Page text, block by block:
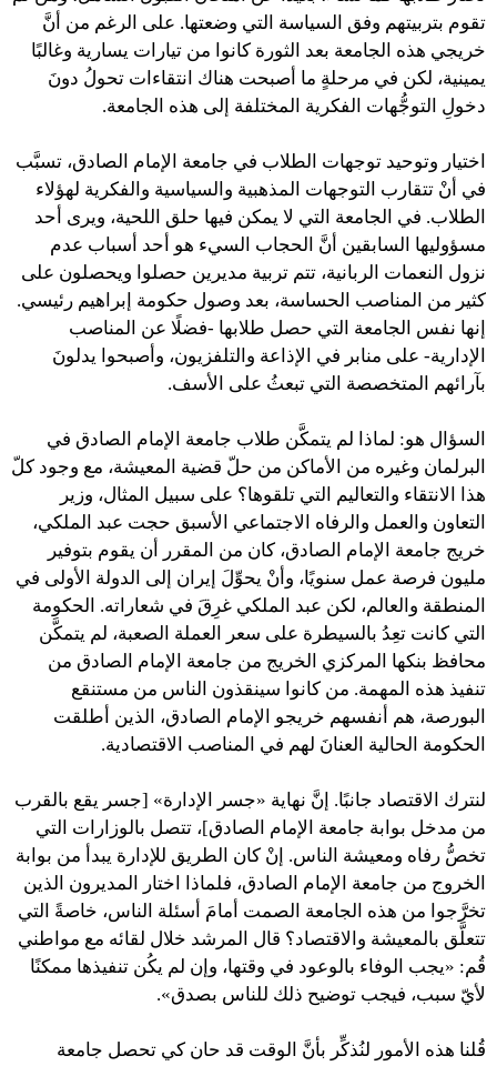
تقوم بتربيتهم وفق السياسة التي وضعتها. على الرغم من أنَّ
خريجي هذه الجامعة بعد الثورة كانوا من تيارات يسارية وغالبًا
يمينية، لكن في مرحلةٍ ما أصبحت هناك انتقاءات تحولُ دونَ
دخولِ التوجُّهات الفكرية المختلفة إلى هذه الجامعة.
اختيار وتوحيد توجهات الطلاب في جامعة الإمام الصادق، تسبَّب
في أنْ تتقارب التوجهات المذهبية والسياسية والفكرية لهؤلاء
الطلاب. في الجامعة التي لا يمكن فيها حلق اللحية، ويرى أحد
مسؤوليها السابقين أنَّ الحجاب السيء هو أحد أسباب عدم
نزول النعمات الربانية، تتم تربية مديرين حصلوا ويحصلون على
كثير من المناصب الحساسة، بعد وصول حكومة إبراهيم رئيسي.
إنها نفس الجامعة التي حصل طلابها -فضلًا عن المناصب
الإدارية- على منابر في الإذاعة والتلفزيون، وأصبحوا يدلونَ
بآرائهم المتخصصة التي تبعثُ على الأسف.
السؤال هو: لماذا لم يتمكَّن طلاب جامعة الإمام الصادق في
البرلمان وغيره من الأماكن من حلّ قضية المعيشة، مع وجود كلّ
هذا الانتقاء والتعاليم التي تلقوها؟ على سبيل المثال، وزير
التعاون والعمل والرفاه الاجتماعي الأسبق حجت عبد الملكي،
خريج جامعة الإمام الصادق، كان من المقرر أن يقوم بتوفير
مليون فرصة عمل سنويًا، وأنْ يحوِّلَ إيران إلى الدولة الأولى في
المنطقة والعالم، لكن عبد الملكي غرِقَ في شعاراته. الحكومة
التي كانت تعِدُ بالسيطرة على سعر العملة الصعبة، لم يتمكَّن
محافظ بنكها المركزي الخريج من جامعة الإمام الصادق من
تنفيذ هذه المهمة. من كانوا سينقذون الناس من مستنقع
البورصة، هم أنفسهم خريجو الإمام الصادق، الذين أطلقت
الحكومة الحالية العنانَ لهم في المناصب الاقتصادية.
لنترك الاقتصاد جانبًا. إنَّ نهاية «جسر الإدارة» [جسر يقع بالقرب
من مدخل بوابة جامعة الإمام الصادق]، تتصل بالوزارات التي
تخصُّ رفاه ومعيشة الناس. إنْ كان الطريق للإدارة يبدأ من بوابة
الخروج من جامعة الإمام الصادق، فلماذا اختار المديرون الذين
تخرَّجوا من هذه الجامعة الصمت أمامَ أسئلة الناس، خاصةً التي
تتعلَّق بالمعيشة والاقتصاد؟ قال المرشد خلال لقائه مع مواطني
قُم: «يجب الوفاء بالوعود في وقتها، وإن لم يكُن تنفيذها ممكنًا
لأيّ سبب، فيجب توضيح ذلك للناس بصدق».
قُلنا هذه الأمور لنُذكِّر بأنَّ الوقت قد حان كي تحصل جامعة